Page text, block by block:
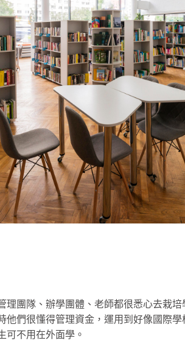
理團隊、辦學團體、老師都很悉心去栽
他們很懂得管理資金，運用到好像國際
可不用在外面學。